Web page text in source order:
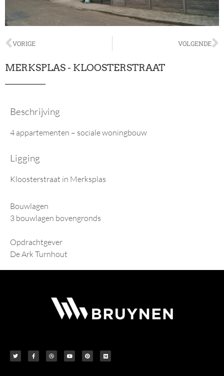
VORIGE VOLGENDE
MERKSPLAS - KLOOSTERSTRAAT
Beschrijving
4 appartementen – sociale woningbouw
Ligging
Kloosterstraat in Merksplas
Bouwlagen
3 bouwlagen bovengronds
Opdrachtgever
De Ark Turnhout